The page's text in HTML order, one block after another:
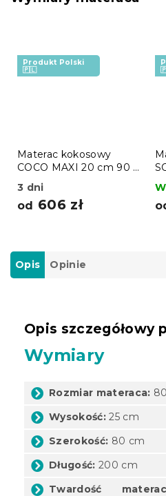
Produkt Polski
🇵🇱
Materac kokosowy
COCO MAXI 20 cm 90 x
200 cm
3 dni
od 606 zł
Opis Opinie
Opis szczegółowy
Wymiary
Rozmiar materaca:
Wysokość: 25 cm
Szerokość: 80 cm
Długość: 200 cm
Twardość